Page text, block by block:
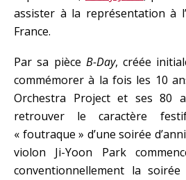
assister à la représentation à
France.
Par sa pièce B-Day, créée
commémorer à la fois les 10
Orchestra Project et ses 80
retrouver le caractère
« foutraque » d’une soirée
violon Ji-Yoon Park
conventionnellement la